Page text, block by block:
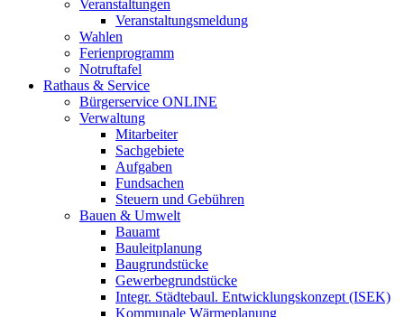
Veranstaltungen
Veranstaltungsmeldung
Wahlen
Ferienprogramm
Notruftafel
Rathaus & Service
Bürgerservice ONLINE
Verwaltung
Mitarbeiter
Sachgebiete
Aufgaben
Fundsachen
Steuern und Gebühren
Bauen & Umwelt
Bauamt
Bauleitplanung
Baugrundstücke
Gewerbegrundstücke
Integr. Städtebaul. Entwicklungskonzept (ISEK)
Kommunale Wärmeplanung